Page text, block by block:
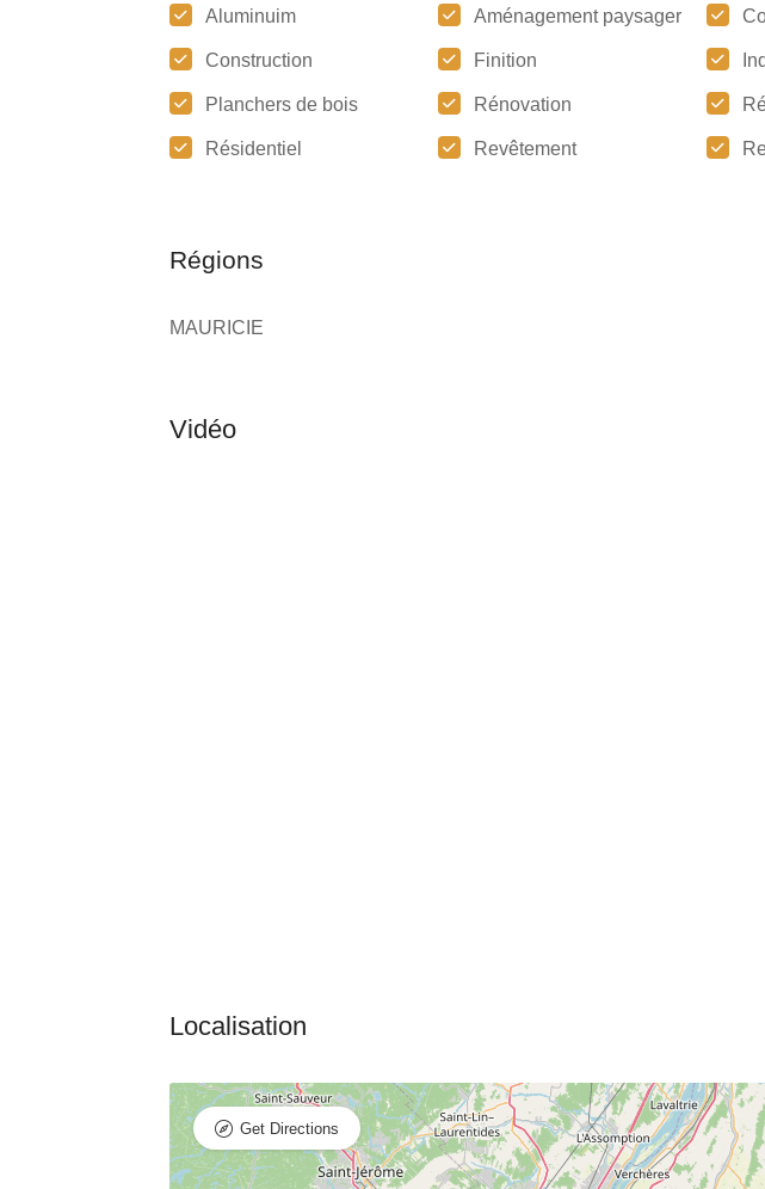
Aluminuim Aménagement paysager
Construction Finition
Planchers de bois Rénovation
Résidentiel Revêtement
Régions
MAURICIE
Get Directions